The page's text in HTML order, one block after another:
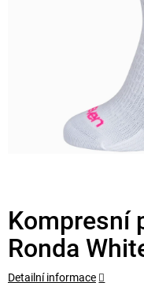
Kompresní
Ronda
Detailní informace